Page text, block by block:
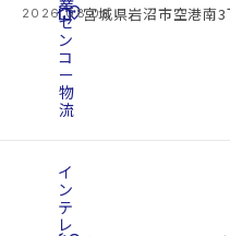
2026.08.08
cottage
業
セ
ン
コ
ー
物
流
location_on宮城県岩沼市空港南3
イ
ン
テ
レ